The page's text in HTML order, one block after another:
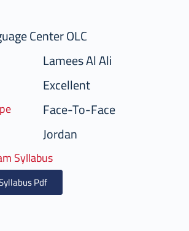
Center OLC
Lamees Al Ali
Excellent
Face-To-Face
Jordan
Syllabus
Pdf